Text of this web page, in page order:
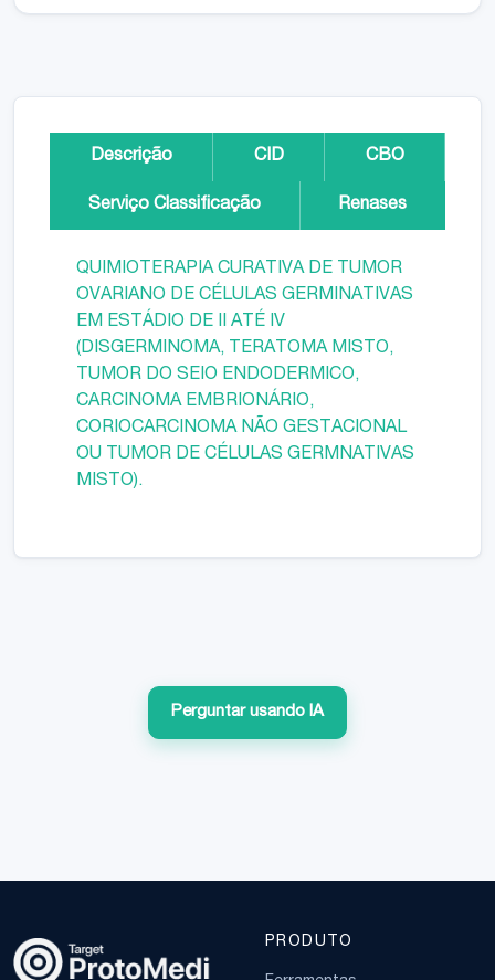
Descrição CID CBO
Serviço Classificação Renases
QUIMIOTERAPIA CURATIVA DE TUMOR
OVARIANO DE CÉLULAS GERMINATIVAS
EM ESTÁDIO DE II ATÉ IV
(DISGERMINOMA, TERATOMA MISTO,
TUMOR DO SEIO ENDODERMICO,
CARCINOMA EMBRIONÁRIO,
CORIOCARCINOMA NÃO GESTACIONAL
OU TUMOR DE CÉLULAS GERMNATIVAS
MISTO).
Perguntar usando IA
PRODUTO